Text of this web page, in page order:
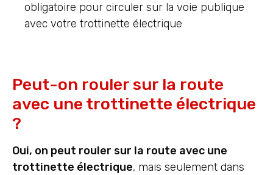
obligatoire pour circuler sur la voie publique
avec votre trottinette électrique
Peut-on rouler sur la route
avec une trottinette électrique
?
Oui, on peut rouler sur la route avec une
trottinette électrique, mais seulement dans